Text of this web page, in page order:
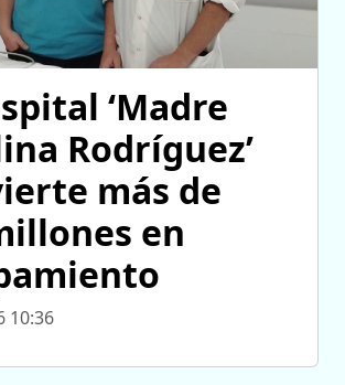
‘Madre
Rodríguez’
más de
en
10:36